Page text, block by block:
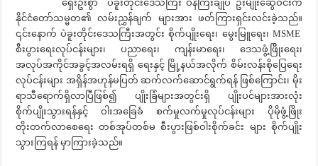
ရှေးဦးစွာ ပဲခူးတိုင်းဒေသကြီး ဝန်ကြီးချုပ် ဦးမျိုးဆွေဝင်းက
နိုင်ငံတော်သမ္မတ၏ လမ်းညွှန်ချက် များအား ဖတ်ကြားရှင်းလင်းခဲ့သည်။
၎င်းနောက် ပဲခူးတိုင်းဒေသကြီးအတွင်း စိုက်ပျိုးရေး၊ မွေးမြူရေး၊ MSME
စီးပွားရေးလုပ်ငန်းများ၊ ပညာရေး၊ ကျန်းမာရေး၊ ဒေသဖွံ့ဖြိိုးရေး၊
အလုပ်အကိုင်အခွင့်အလမ်းရရှိ ရေးနှင့် မြို့နယ်အလိုက် စိမ်းလန်းစိုပြေရေး
လုပ်ငန်းများ အရှိန်အဟုန်မပြတ် ဆက်လက်ဆောင်ရွက်ရန် ဖြစ်ကြောင်း၊ မိုး
ရာသီရောက်ရှိလာပြီဖြစ်၍ ပျိုးခြံများအတွင်းရှိ ပျိုးပင်များအားလုံး
စိုက်ပျိုးသွားရန်နှင့် ဝါးအခြေခံ စက်မှုလက်မှုလုပ်ငန်းများ ပိုမိုဖွံ့ဖြိုး
တိုးတက်လာစေရေး တစ်အုပ်တစ်မ စီးပွားဖြစ်ဝါးစိုက်ခင်း များ စိုက်ပျိုး
သွားကြရန် မှာကြားခဲ့သည်။